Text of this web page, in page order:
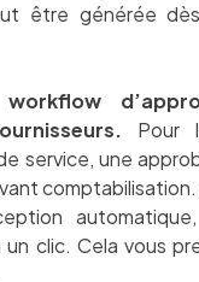
être générée
Pour
service, une
un clic. Cela vous